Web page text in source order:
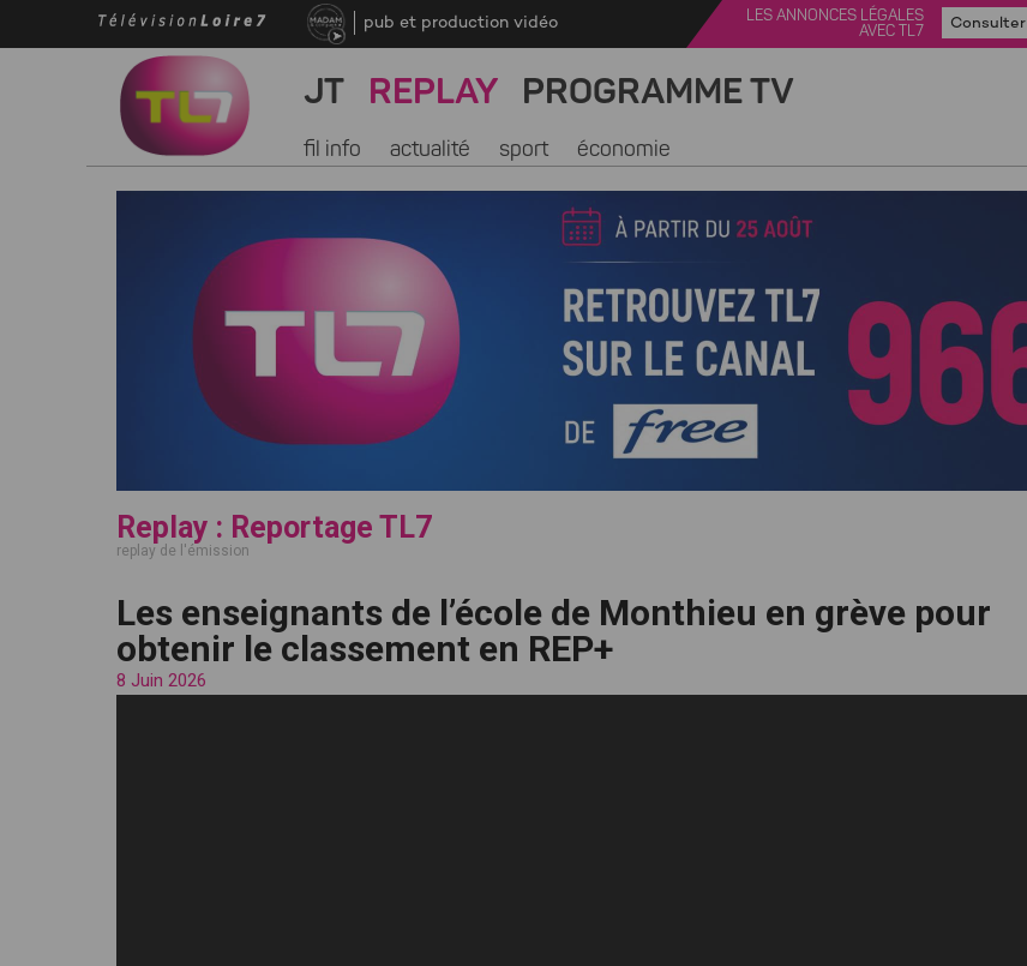
pub et production vidéo
LES ANNONCES LÉGALES
AVEC TL7
Consulter
JT REPLAY PROGRAMME TV
fil info actualité sport économie
Replay : Reportage TL7
replay de l'émission
Les enseignants de l’école de Monthieu en grève pour
obtenir le classement en REP+
8 Juin 2026